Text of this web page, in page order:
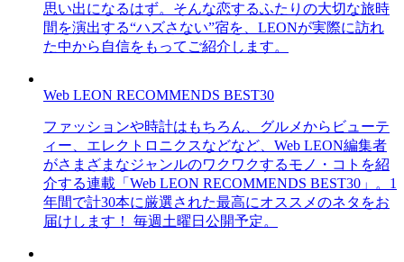
思い出になるはず。そんな恋するふたりの大切な旅時
間を演出する“ハズさない”宿を、LEONが実際に訪れ
た中から自信をもってご紹介します。
Web LEON RECOMMENDS BEST30
ファッションや時計はもちろん、グルメからビューテ
ィー、エレクトロニクスなどなど、Web LEON編集者
がさまざまなジャンルのワクワクするモノ・コトを紹
介する連載「Web LEON RECOMMENDS BEST30」。1
年間で計30本に厳選された最高にオススメのネタをお
届けします！ 毎週土曜日公開予定。